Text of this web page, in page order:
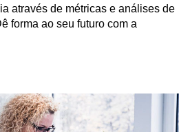
através de métricas e análises de
forma ao seu futuro com a